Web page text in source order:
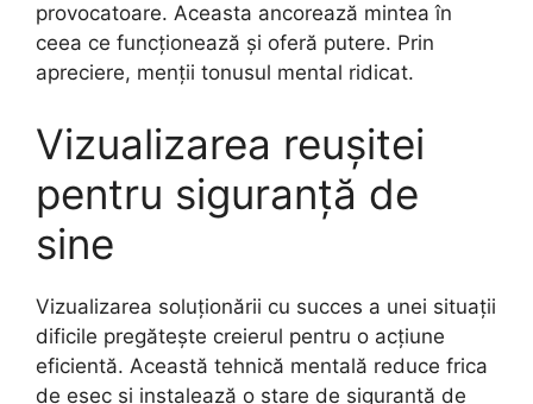
provocatoare. Aceasta ancorează mintea în
ceea ce funcționează și oferă putere. Prin
apreciere, menții tonusul mental ridicat.
Vizualizarea reușitei
pentru siguranță de
sine
Vizualizarea soluționării cu succes a unei situații
dificile pregătește creierul pentru o acțiune
eficientă. Această tehnică mentală reduce frica
de eșec și instalează o stare de siguranță de